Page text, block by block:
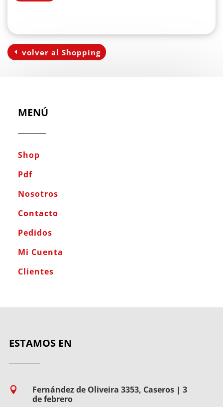
volver al Shopping
MENÚ
Shop
Pdf
Nosotros
Contacto
Pedidos
Mi Cuenta
Clientes
ESTAMOS EN

Fernández de Oliveira 3353, Caseros | 3
de febrero